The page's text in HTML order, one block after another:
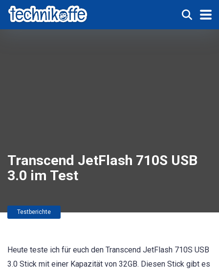
Transcend JetFlash 710S USB
3.0 im Test
Testberichte
Heute teste ich für euch den Transcend JetFlash 710S USB
3.0 Stick mit einer Kapazität von 32GB. Diesen Stick gibt es